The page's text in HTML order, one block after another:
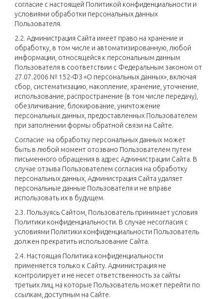
согласие с настоящей Политикой конфиденциальности и
условиями обработки персональных данных
Пользователя.
2.2. Администрация Сайта имеет право на хранение и
обработку, в том числе и автоматизированную, любой
информации, относящейся к персональным данным
Пользователя в соответствии с Федеральным законом от
27.07.2006 № 152-ФЗ «О персональных данных», включая
сбор, систематизацию, накопление, хранение, уточнение,
использование, распространение (в том числе передачу),
обезличивание, блокирование, уничтожение
персональных данных, предоставленных Пользователем
при заполнении формы обратной связи на Сайте.
Согласие на обработку персональных данных может
быть в любой момент отозвано Пользователем путем
письменного обращения в адрес Администрации Сайта. В
случае отзыва Пользователем согласия на обработку
персональных данных, Администрация Сайта удаляет
персональные данные Пользователя и не вправе
использовать их в будущем.
2.3. Пользуясь Сайтом, Пользователь принимает условия
Политики конфиденциальности. В случае несогласия с
условиями Политики конфиденциальности Пользователь
должен прекратить использование Сайта.
2.4. Настоящая Политика конфиденциальности
применяется только к Сайту. Администрация не
контролирует и не несет ответственность за сайты
третьих лиц, на которые Пользователь может перейти по
ссылкам, доступным на Сайте.